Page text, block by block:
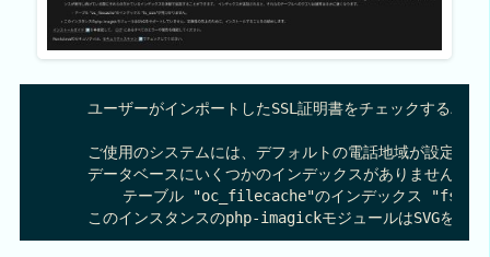
ユーザーがインポートしたSSL証明書をチェックするバッ
ご使用のシステムには、デフォルトの電話地域が設定さ
データベースにいくつかのインデックスがありません。
テーブル "oc_filecache"のインデックス